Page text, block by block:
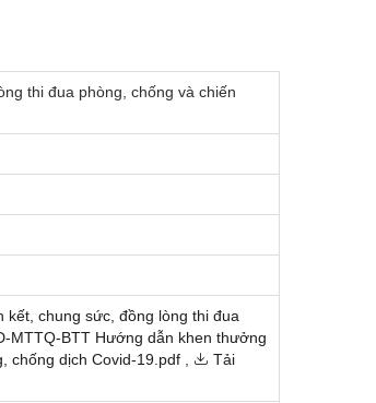
thi đua phòng, chống và chiến
kết, chung sức, đồng lòng thi đua
MTTQ-BTT Hướng dẫn khen thưởng
chống dịch Covid-19.pdf
Tải